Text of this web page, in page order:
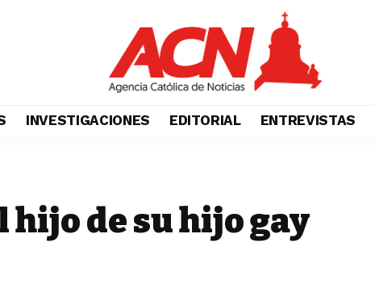
INVESTIGACIONES EDITORIAL ENTREVISTAS
hijo de su hijo gay